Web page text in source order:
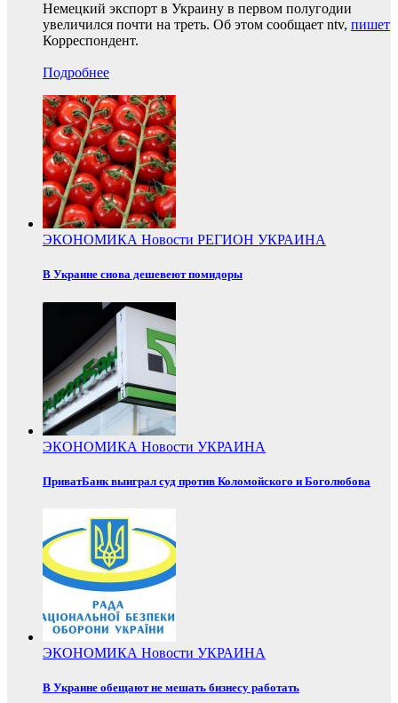
Немецкий экспорт в Украину в первом полугодии
увеличился почти на треть. Об этом сообщает ntv, пишет
Корреспондент.
Подробнее
ЭКОНОМИКА Новости РЕГИОН УКРАИНА
В Украине снова дешевеют помидоры
ЭКОНОМИКА Новости УКРАИНА
ПриватБанк выиграл суд против Коломойского и Боголюбова
ЭКОНОМИКА Новости УКРАИНА
В Украине обещают не мешать бизнесу работать